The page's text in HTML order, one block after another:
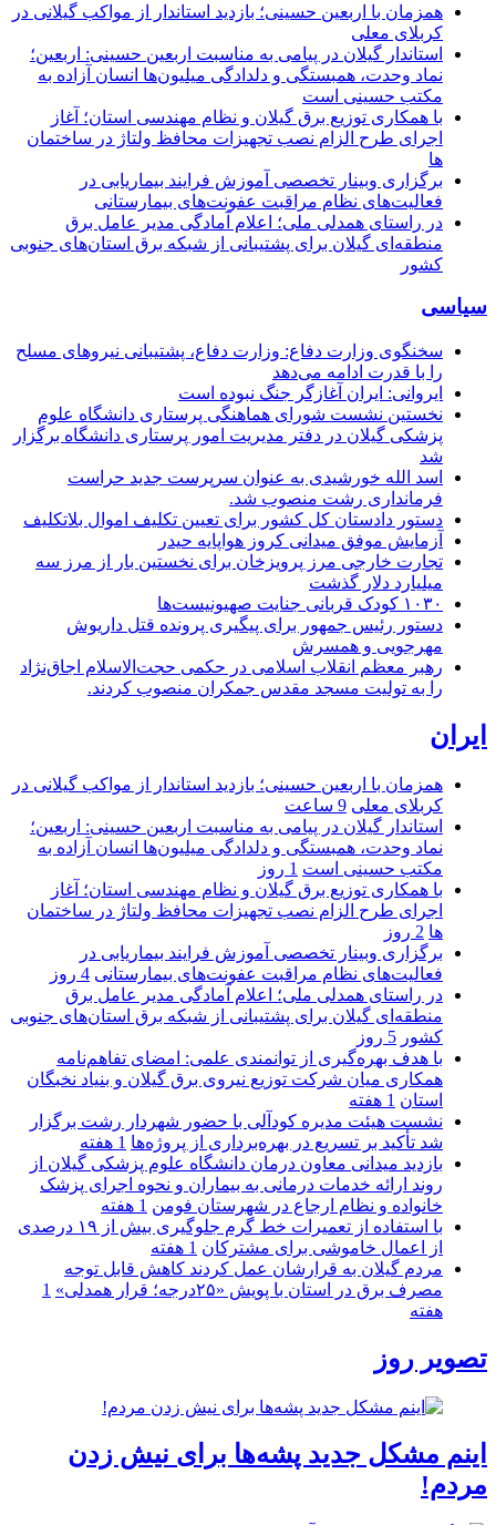
همزمان با اربعین حسینی؛ بازدید استاندار از مواکب گیلانی در
کربلای معلی
استاندار گیلان در پیامی به مناسبت اربعین حسینی: اربعین؛
نماد وحدت، همبستگی و دلدادگی میلیون‌ها انسان آزاده به
مکتب حسینی است
با همکاری توزیع برق گیلان و نظام مهندسی استان؛ آغاز
اجرای طرح الزام نصب تجهیزات محافظ ولتاژ در ساختمان
ها
برگزاری وبینار تخصصی آموزش فرایند بیماریابی در
فعالیت‌های نظام مراقبت عفونت‌های بیمارستانی
در راستای همدلی ملی؛ اعلام آمادگی مدیر عامل برق
منطقه‌ای گیلان برای پشتیبانی از شبكه برق استان‌های جنوبی
كشور
سیاسی
سخنگوی وزارت دفاع: وزارت دفاع، پشتیبانی نیرو‌های مسلح
را با قدرت ادامه می‌دهد
ایروانی: ایران آغازگر جنگ نبوده است
نخستین نشست شورای هماهنگی پرستاری دانشگاه علوم
پزشکی گیلان در دفتر مدیریت امور پرستاری دانشگاه برگزار
شد
اسد الله خورشیدی به عنوان سرپرست جدید حراست
فرمانداری رشت منصوب شد.
دستور دادستان کل کشور برای تعیین تکلیف اموال بلاتکلیف
آزمایش موفق میدانی کروز هواپایه حیدر
تجارت خارجی مرز پرویزخان برای نخستین بار از مرز سه
میلیارد دلار گذشت
۱۰۳۰ کودک قربانی جنایت صهیونیست‌ها
دستور رئیس جمهور برای پیگیری پرونده قتل داریوش
مهرجویی و همسرش
رهبر معظم انقلاب اسلامی در حکمی حجت‌الاسلام اجاق‌نژاد
را به تولیت مسجد مقدس جمکران منصوب کردند.
ایران
همزمان با اربعین حسینی؛ بازدید استاندار از مواکب گیلانی در
کربلای معلی 9 ساعت
استاندار گیلان در پیامی به مناسبت اربعین حسینی: اربعین؛
نماد وحدت، همبستگی و دلدادگی میلیون‌ها انسان آزاده به
مکتب حسینی است 1 روز
با همکاری توزیع برق گیلان و نظام مهندسی استان؛ آغاز
اجرای طرح الزام نصب تجهیزات محافظ ولتاژ در ساختمان
ها 2 روز
برگزاری وبینار تخصصی آموزش فرایند بیماریابی در
فعالیت‌های نظام مراقبت عفونت‌های بیمارستانی 4 روز
در راستای همدلی ملی؛ اعلام آمادگی مدیر عامل برق
منطقه‌ای گیلان برای پشتیبانی از شبكه برق استان‌های جنوبی
كشور 5 روز
با هدف بهره‌گیری از توانمندی علمی: امضای تفاهم‌نامه
همكاری میان شركت توزیع نیروی برق گیلان و بنیاد نخبگان
استان 1 هفته
نشست هیئت مدیره کودآلی با حضور شهردار رشت برگزار
شد تأکید بر تسریع در بهره‌برداری از پروژه‌ها 1 هفته
بازدید میدانی معاون درمان دانشگاه علوم پزشکی گیلان از
روند ارائه خدمات درمانی به بیماران و نحوه اجرای پزشک
خانواده و نظام ارجاع در شهرستان فومن 1 هفته
با استفاده از تعمیرات خط گرم جلوگیری بیش از ۱۹ درصدی
از اعمال خاموشی برای مشتركان 1 هفته
مردم گیلان به قرارشان عمل کردند كاهش قابل توجه
مصرف برق در استان با پویش «۲۵درجه؛ قرار همدلی»
1
هفته
تصویر روز
اینم مشکل جدید پشه‌ها برای نیش زدن
مردم!